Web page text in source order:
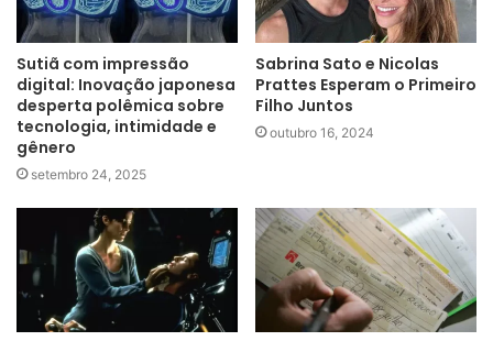
Sutiã com impressão
digital: Inovação japonesa
desperta polêmica sobre
tecnologia, intimidade e
gênero
setembro 24, 2025
Sabrina Sato e Nicolas
Prattes Esperam o Primeiro
Filho Juntos
outubro 16, 2024